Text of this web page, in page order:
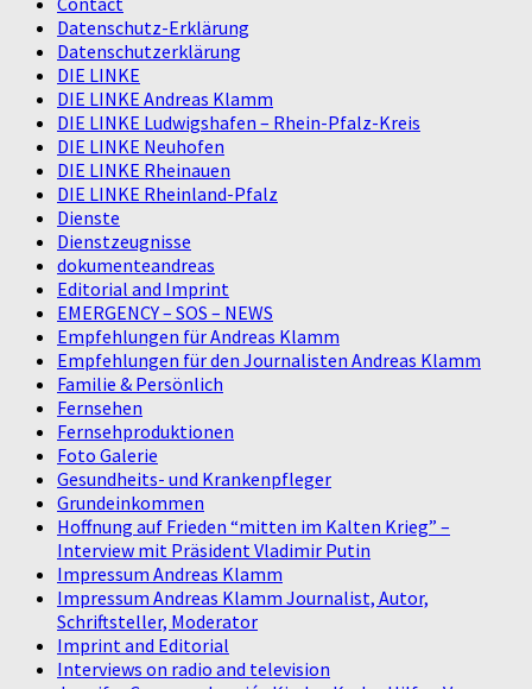
Datenschutz-Erklärung
Datenschutzerklärung
DIE LINKE
DIE LINKE Andreas Klamm
DIE LINKE Ludwigshafen – Rhein-Pfalz-Kreis
DIE LINKE Neuhofen
DIE LINKE Rheinauen
DIE LINKE Rheinland-Pfalz
Dienste
Dienstzeugnisse
dokumenteandreas
Editorial and Imprint
EMERGENCY – SOS – NEWS
Empfehlungen für Andreas Klamm
Empfehlungen für den Journalisten Andreas Klamm
Familie & Persönlich
Fernsehen
Fernsehproduktionen
Foto Galerie
Gesundheits- und Krankenpfleger
Grundeinkommen
Hoffnung auf Frieden “mitten im Kalten Krieg” –
Interview mit Präsident Vladimir Putin
Impressum Andreas Klamm
Impressum Andreas Klamm Journalist, Autor,
Schriftsteller, Moderator
Imprint and Editorial
Interviews on radio and television